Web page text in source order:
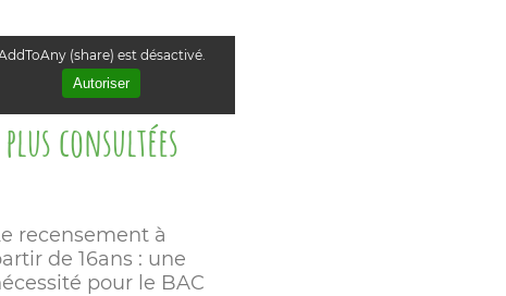
(share) est désactivé.
Autoriser
plus consultées
recensement à
de 16ans : une
pour le BAC